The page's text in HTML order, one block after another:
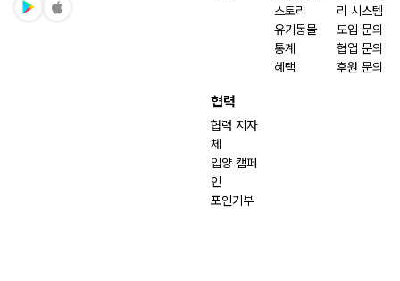
스토리
유기동물
통계
혜택
리 시스템
도입 문의
협업 문의
후원 문의
협력
협력 지자
체
입양 캠페
인
포인기부